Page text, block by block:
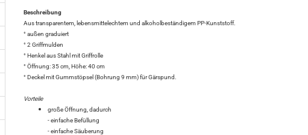
Beschreibung
Aus transparentem, lebensmittelechtem und alkoholbeständigem PP-Kunststoff.
° außen graduiert
° 2 Griffmulden
° Henkel aus Stahl mit Griffrolle
° Öffnung: 35 cm, Höhe: 40 cm
° Deckel mit Gummstöpsel (Bohrung 9 mm) für Gärspund.
Vorteile
große Öffnung, dadurch
- einfache Befüllung
- einfache Säuberung